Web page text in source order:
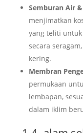
Semburan Air
menjimatkan
yang teliti
secara
kering.
Membran
permukaan
lembapan,
dalam iklim